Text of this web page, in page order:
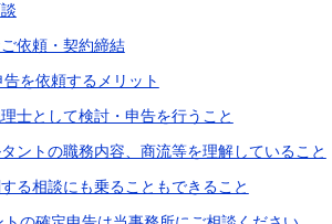
ご依頼・契約締結
を依頼するメリット
士として検討・申告を行うこと
ントの職務内容、商流等を理解していること
る相談にも乗ることもできること